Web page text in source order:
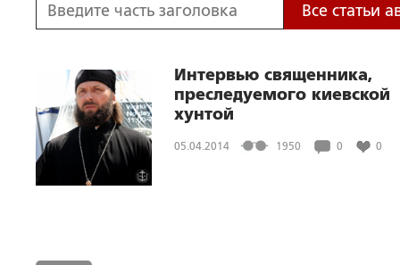
Все статьи
Интервью священника,
преследуемого киевской
хунтой
05.04.2014 1950 0 0